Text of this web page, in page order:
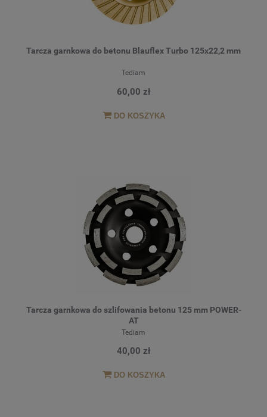
Tarcza garnkowa do betonu Blauflex Turbo 125x22,2 mm
Tediam
60,00 zł
DO KOSZYKA
Tarcza garnkowa do szlifowania betonu 125 mm POWER-
AT
Tediam
40,00 zł
DO KOSZYKA